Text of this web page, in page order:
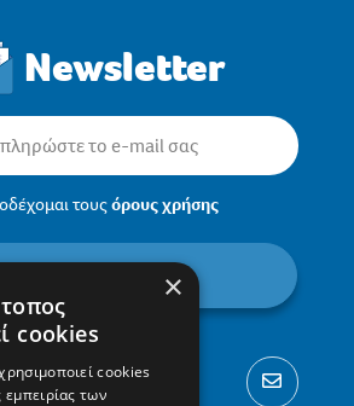
Newsletter
τουςόρους χρήσης
×
cookies
cookies
εμπειρίας των